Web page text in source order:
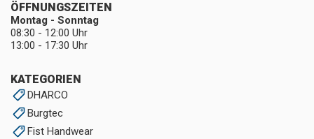
KATEGORIEN
DHARCO
Burgtec
Fist Handwear
ÖFFNUNGSZEITEN
Montag - Sonntag
08:30 - 12:00 Uhr
13:00 - 17:30 Uhr